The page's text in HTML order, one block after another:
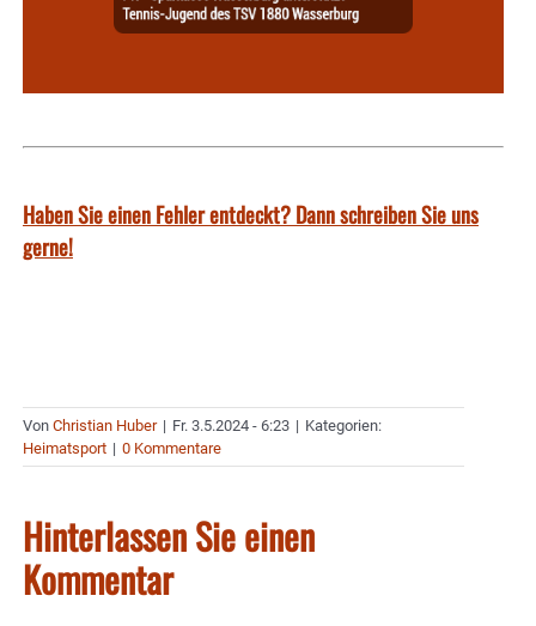
Haben Sie einen Fehler entdeckt? Dann schreiben Sie uns
gerne!
Von Christian Huber | Fr. 3.5.2024 - 6:23 | Kategorien:
Heimatsport | 0 Kommentare
Hinterlassen Sie einen
Kommentar